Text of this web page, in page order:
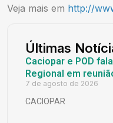
Veja mais em http://
Últimas
Caciopar e POD
Regional em
7 de agosto de 2026
CACIOPAR